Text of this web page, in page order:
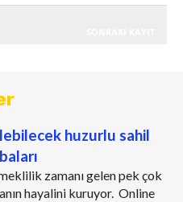
huzurlu sahil
zamanı gelen pek çok
hayalini kuruyor. Online